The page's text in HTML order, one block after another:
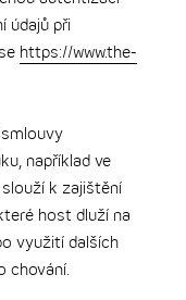
údajů při
https://www.the-
smlouvy
například ve
k zajištění
host dluží na
využití dalších
chování.